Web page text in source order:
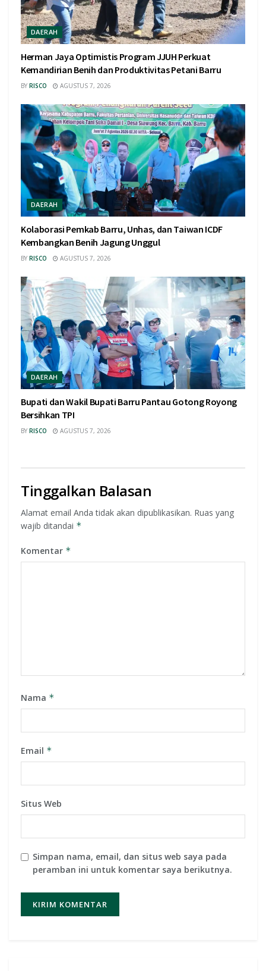
DAERAH
Herman Jaya Optimistis Program JJUH Perkuat
Kemandirian Benih dan Produktivitas Petani Barru
BY RISCO AGUSTUS 7, 2026
DAERAH
Kolaborasi Pemkab Barru, Unhas, dan Taiwan ICDF
Kembangkan Benih Jagung Unggul
BY RISCO AGUSTUS 7, 2026
DAERAH
Bupati dan Wakil Bupati Barru Pantau Gotong Royong
Bersihkan TPI
BY RISCO AGUSTUS 7, 2026
Tinggalkan Balasan
Alamat email Anda tidak akan dipublikasikan. Ruas yang
wajib ditandai *
Komentar *
Nama *
Email *
Situs Web
Simpan nama, email, dan situs web saya pada
peramban ini untuk komentar saya berikutnya.